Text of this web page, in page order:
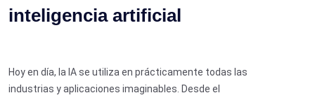
inteligencia artificial
Hoy en día, la IA se utiliza en prácticamente todas las
industrias y aplicaciones imaginables. Desde el